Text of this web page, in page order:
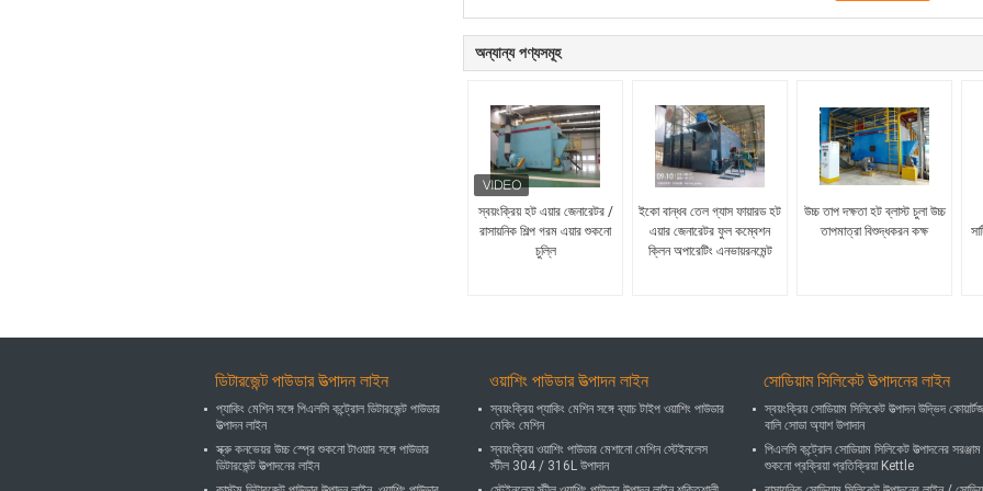
অন্যান্য পণ্যসমূহ
স্বয়ংক্রিয় হট এয়ার জেনারেটর /
রাসায়নিক শিল্প গরম এয়ার শুকনো
চুল্লি
ইকো বান্ধব তেল গ্যাস ফায়ারড হট
এয়ার জেনারেটর ফুল কম্বেশন
ক্লিন অপারেটিং এনভায়রনমেন্ট
উচ্চ তাপ দক্ষতা হট ব্লাস্ট চুলা উচ্চ
তাপমাত্রা বিশুদ্ধকরন কক্ষ
ডিটারজেন্ট পাউডার উত্পাদন লাইন
প্যাকিং মেশিন সঙ্গে পিএলসি কন্ট্রোল ডিটারজেন্ট পাউডার
উত্পাদন লাইন
স্ক্রু কনভেয়র উচ্চ স্প্রে শুকনো টাওয়ার সঙ্গে পাউডার
ডিটারজেন্ট উত্পাদনের লাইন
ওয়াশিং পাউডার উত্পাদন লাইন
স্বয়ংক্রিয় প্যাকিং মেশিন সঙ্গে ব্যাচ টাইপ ওয়াশিং পাউডার
মেকিং মেশিন
স্বয়ংক্রিয় ওয়াশিং পাউডার মেশানো মেশিন স্টেইনলেস
স্টীল 304 / 316L উপাদান
সোডিয়াম সিলিকেট উত্পাদনের লাইন
স্বয়ংক্রিয় সোডিয়াম সিলিকেট উত্পাদন উদ্ভিদ কোয়ার্টজ
বালি সোডা অ্যাশ উপাদান
পিএলসি কন্ট্রোল সোডিয়াম সিলিকেট উত্পাদনের সরঞ্জাম
শুকনো প্রক্রিয়া প্রতিক্রিয়া Kettle